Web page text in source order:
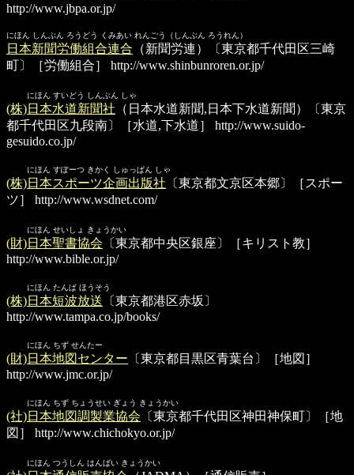
http://www.jbpa.or.jp/
にほん しんぶん ろうどう くみあい れんごう（しんぶん ろうれん）
日本新聞労働組合連合 （新聞労連）〔東京都千代田区三崎
町〕［労働組合］
http://www.shinbunroren.or.jp/
にほん すいどう しんぶん しゃ
(株)日本水道新聞社 （日本水道新聞,日本下水道新聞）〔東京
都千代田区九段南〕［水道,下水道］
http://www.suido-
gesuido.co.jp/
にほん すぽーつ きかく しゅっぱん しゃ
(株)日本スポーツ企画出版社 〔東京都文京区本郷〕［スポー
ツ］
http://www.wsdnet.com/
にほん せいしょ きょうかい
(財)日本聖書協会 〔東京都中央区銀座〕［キリスト教］
http://www.bible.or.jp/
にほん たんぱ ほうそう
(株)日本短波放送 〔東京都港区赤坂〕
http://www.tampa.co.jp/books/
にほん ちず せんたー
(財)日本地図センター 〔東京都目黒区青葉台〕［地図］
http://www.jmc.or.jp/
にほん ちず ちょうせい ぎょう きょうかい
(社)日本地図調製業協会 〔東京都千代田区神田神保町〕［地
図］
http://www.chichokyo.or.jp/
にほん つうしん はんばい きょうかい